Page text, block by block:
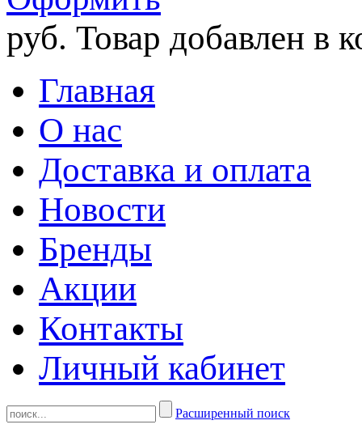
руб. Товар добавлен в
Главная
О нас
Доставка и оплата
Новости
Бренды
Акции
Контакты
Личный кабинет
Расширенный поиск